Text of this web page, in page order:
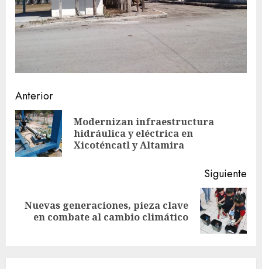
Sigue
leyendo
Anterior
Modernizan infraestructura
hidráulica y eléctrica en
Xicoténcatl y Altamira
Siguiente
Siguiente
entrada:
Nuevas generaciones, pieza clave
en combate al cambio climático